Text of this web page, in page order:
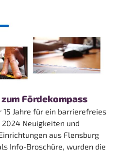
Fördekompass
Jahre für ein barrierefreies
Neuigkeiten und
aus Flensburg
Info-Broschüre, wurden die